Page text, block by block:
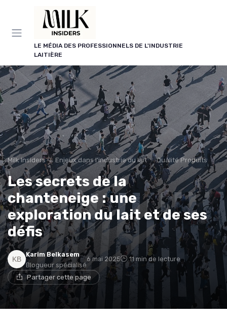
LE MÉDIA DES PROFESSIONNELS DE L'INDUSTRIE
LAITIÈRE
Milk Insiders Enjeux dans l'industrie du lait Qualité Produits
Les secrets de la
chanteneige : une
exploration du lait et de ses
défis
Karim Belkasem
Blogueur spécialisé
6 mai 2025 11 min de lecture
Partager cette page